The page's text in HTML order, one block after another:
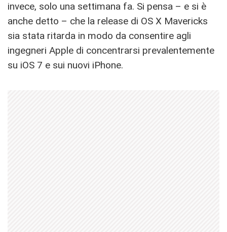
invece, solo una settimana fa. Si pensa – e si è
anche detto – che la release di OS X Mavericks
sia stata ritarda in modo da consentire agli
ingegneri Apple di concentrarsi prevalentemente
su iOS 7 e sui nuovi iPhone.